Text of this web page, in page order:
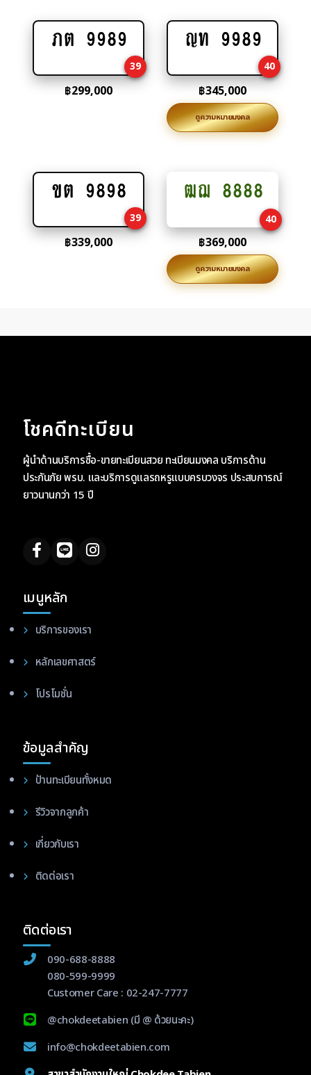
Add
cart
ภต 9989
39
฿299,000
Add
cart
ญท 9989
40
฿345,000
ดูความหมายมงคล
Add
cart
ขต 9898
39
฿339,000
Add
ฒฌ 8888
40
฿369,000
ดูความหมายมงคล
โชคดีทะเบียน
ผู้นำด้านบริการซื้อ-ขายทะเบียนสวย ทะเบียนมงคล บริการด้าน
ประกันภัย พรบ. และบริการดูแลรถหรูแบบครบวงจร ประสบการณ์
ยาวนานกว่า 15 ปี
เมนูหลัก
บริการของเรา
หลักเลขศาสตร์
โปรโมชั่น
ข้อมูลสำคัญ
ป้านทะเบียนทั้งหมด
รีวิวจากลูกค้า
เกี่ยวกับเรา
ติดต่อเรา
ติดต่อเรา
090-688-8888
080-599-9999
Customer Care : 02-247-7777
@chokdeetabien (มี @ ด้วยนะคะ)
info@chokdeetabien.com